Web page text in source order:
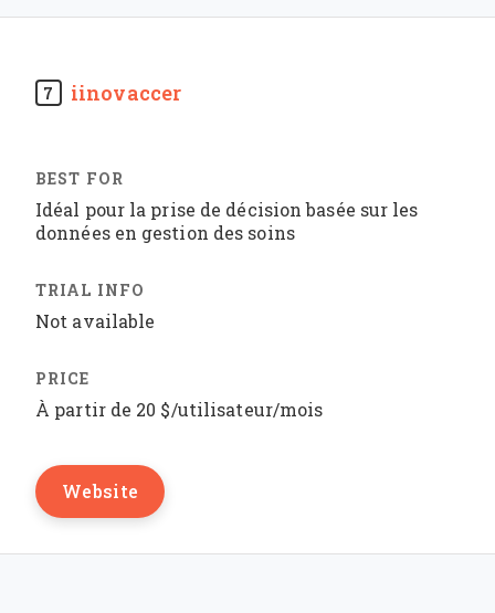
7 iinovaccer
Idéal pour la prise de décision basée sur les
données en gestion des soins
Not available
À partir de 20 $/utilisateur/mois
Website